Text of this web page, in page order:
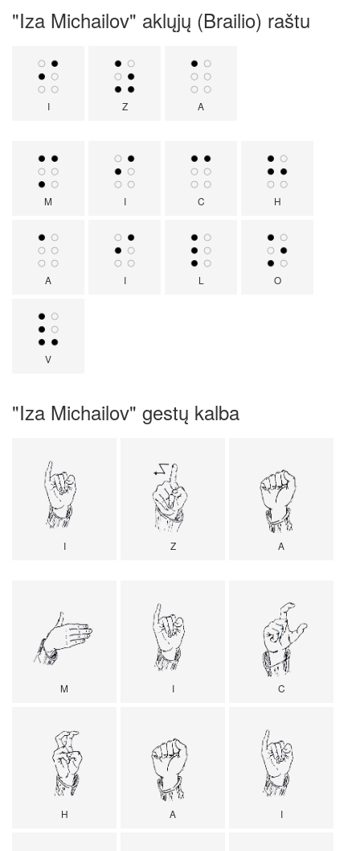
"Iza Michailov" aklųjų (Brailio) raštu
I Z A
M I C H
A I L O
V
"Iza Michailov" gestų kalba
I Z A
M I C
H A I